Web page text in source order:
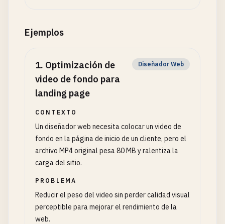
Ejemplos
1. Optimización de
video de fondo para
landing page
Diseñador Web
CONTEXTO
Un diseñador web necesita colocar un video de
fondo en la página de inicio de un cliente, pero el
archivo MP4 original pesa 80 MB y ralentiza la
carga del sitio.
PROBLEMA
Reducir el peso del video sin perder calidad visual
perceptible para mejorar el rendimiento de la
web.